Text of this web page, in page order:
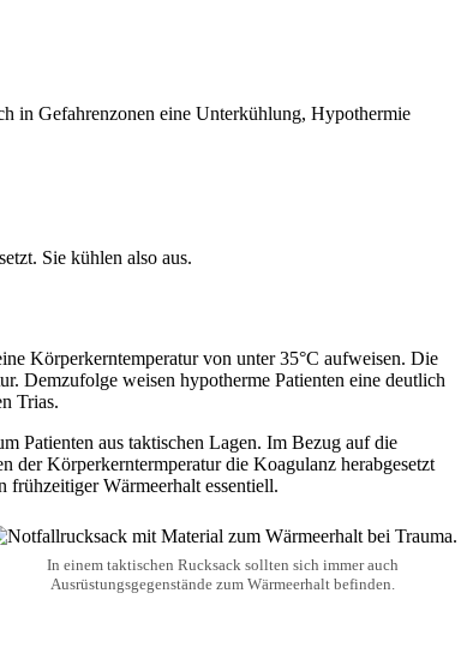
in Gefahrenzonen eine Unterkühlung, Hypothermie
Sie kühlen also aus.
Körperkerntemperatur von unter 35°C aufweisen. Die
Demzufolge weisen hypotherme Patienten eine deutlich
Trias.
Patienten aus taktischen Lagen. Im Bezug auf die
der Körperkerntermperatur die Koagulanz herabgesetzt
frühzeitiger Wärmeerhalt essentiell.
In einem taktischen Rucksack sollten sich immer auch
Ausrüstungsgegenstände zum Wärmeerhalt befinden.